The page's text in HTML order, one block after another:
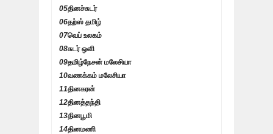
05தினச்சுடர்
06தற்ஸ் தமிழ்
07வெப் உலகம்
08சுடர் ஒளி
09தமிழ்நேசன் மலேசியா
10வணக்கம் மலேசியா
11தினகரன்
12தினத்தந்தி
13தினபூமி
14தினமணி